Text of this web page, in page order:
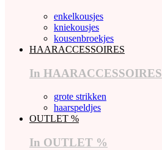
enkelkousjes
kniekousjes
kousenbroekjes
HAARACCESSOIRES
In HAARACCESSOIRES
grote strikken
haarspeldjes
OUTLET %
In OUTLET %